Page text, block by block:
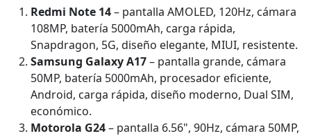
Redmi Note 14– pantalla AMOLED, 120Hz, cámara
108MP, batería 5000mAh, carga rápida,
Snapdragon, 5G, diseño elegante, MIUI, resistente.
Samsung Galaxy A17– pantalla grande, cámara
50MP, batería 5000mAh, procesador eficiente,
Android, carga rápida, diseño moderno, Dual SIM,
económico.
Motorola G24– pantalla 6.56", 90Hz, cámara 50MP,